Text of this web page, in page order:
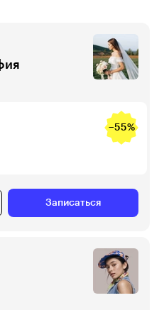
−55%
Записаться